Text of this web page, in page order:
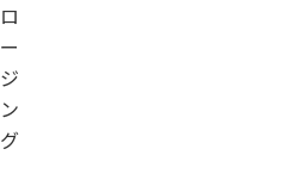
ロ
ー
ジ
ン
グ